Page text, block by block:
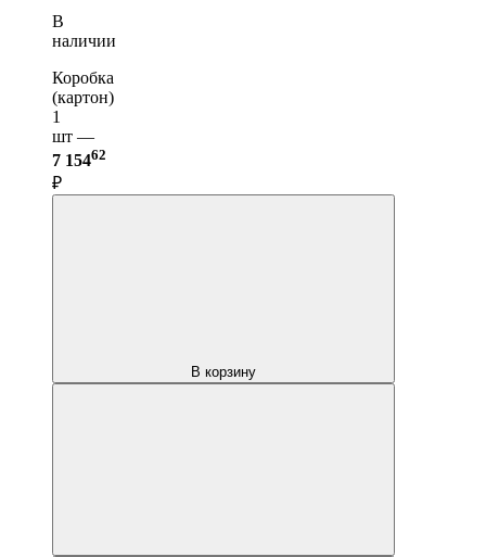
В
наличии
Коробка
(картон)
1
шт —
7 15462
₽
В корзину